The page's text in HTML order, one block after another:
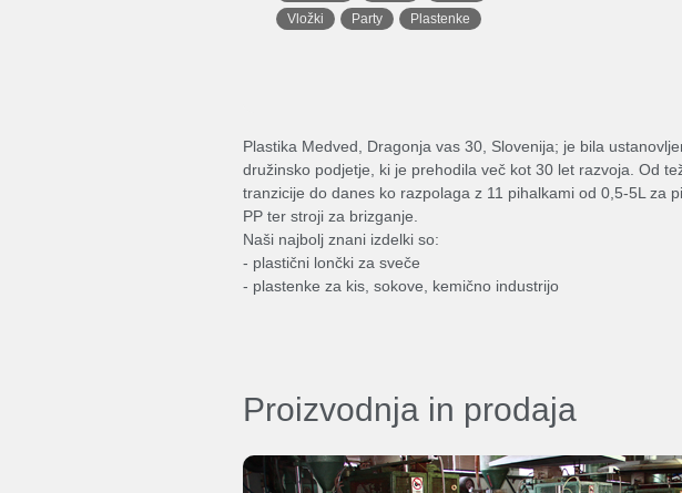
Vložki
Party Plastenke
Plastika Medved, Dragonja vas 30, Slovenija; je bila
družinsko podjetje, ki je prehodila več kot 30 let razvoja. Od
tranzicije do danes ko razpolaga z 11 pihalkami od 0,5-5L za
PP ter stroji za brizganje.
Naši najbolj znani izdelki so:
- plastični lončki za sveče
- plastenke za kis, sokove, kemično industrijo
Proizvodnja in prodaja